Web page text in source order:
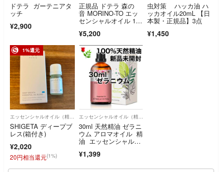
ドテラ ガーテニアタ
ッチ
¥2,900
正規品 ドテラ 森の
音 MORINO-TO エッ
センシャルオイル 15
¥5,200
虫対策 ハッカ油 ハ
ッカオイル20mL 【日
本製・正規品】3点
¥1,450
1%還元
エッセンシャルオイル（精油）
SHIGETA ディープブ
レス(箱付き)
¥2,020
20円相当還元(1%)
エッセンシャルオイル（精油）
30ml 天然精油 ゼラニ
ウム アロマオイル 精
油 エッセンシャルオ
¥1,399